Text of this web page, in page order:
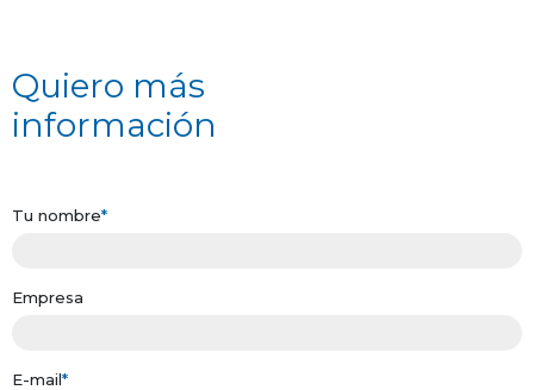
Quiero más
información
Tu nombre*
Empresa
E-mail*